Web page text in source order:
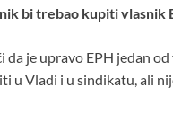
bi trebao kupiti vlasnik
je upravo EPH jedan
u Vladi i u sindikatu, ali